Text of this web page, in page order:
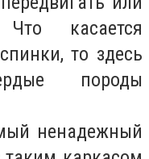
Что касается
то здесь
породы
ненадежный